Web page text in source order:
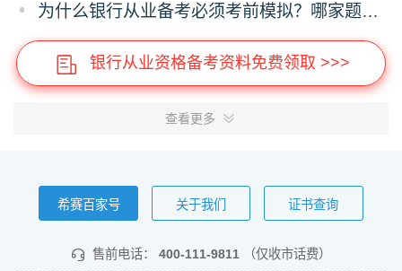
为什么银行从业备考必须考前模拟？哪家题库可机考模拟呢？
银行从业资格备考资料免费领取 >>>
查看更多
希赛百家号 关于我们 证书查询
售前电话： 400-111-9811 （仅收市话费）